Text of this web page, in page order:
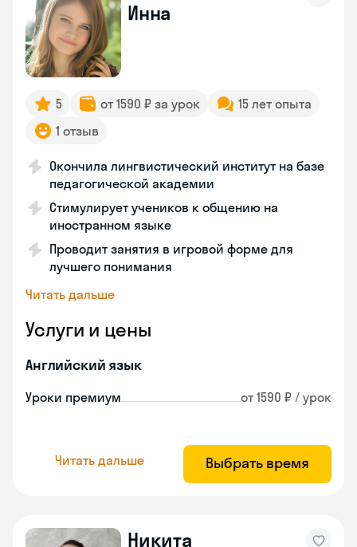
Инна
5 от 1590 ₽ за урок
15 лет опыта
1 отзыв
Окончила лингвистический институт на базе
педагогической академии
Стимулирует учеников к общению на
иностранном языке
Проводит занятия в игровой форме для
лучшего понимания
Читать дальше
Услуги и цены
Английский язык
Уроки премиум от 1590 ₽ / урок
Читать дальше Выбрать время
Никита